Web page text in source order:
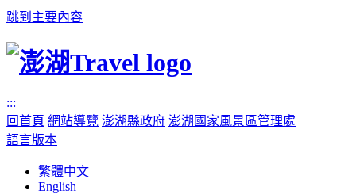
跳到主要內容
:::
回首頁 網站導覽 澎湖縣政府 澎湖國家風景區管理處
語言版本
繁體中文
English